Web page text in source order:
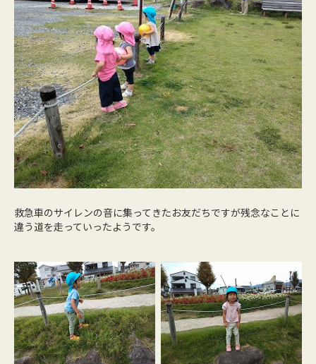
救急車のサイレンの音に集ってきたお友だちですが残念なことに
違う道を走っていったようです。